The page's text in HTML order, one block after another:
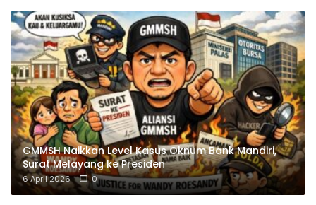
GMMSH Naikkan Level Kasus Oknum Bank Mandiri,
Surat Melayang ke Presiden
6 April 2026 0